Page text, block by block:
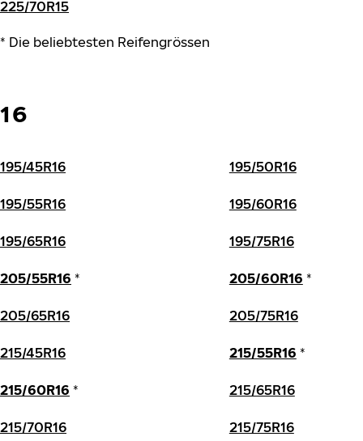
225/70R15
* Die beliebtesten Reifengrössen
16
195/45R16 195/50R16
195/55R16 195/60R16
195/65R16 195/75R16
205/55R16 * 205/60R16 *
205/65R16 205/75R16
215/45R16 215/55R16 *
215/60R16 * 215/65R16
215/70R16 215/75R16